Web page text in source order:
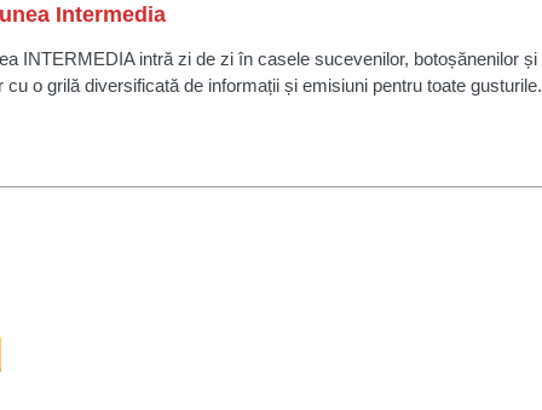
Intermedia
INTERMEDIA intră zi de zi în casele sucevenilor, botoșănenilor și
cu o grilă diversificată de informații și emisiuni pentru toate gusturile.